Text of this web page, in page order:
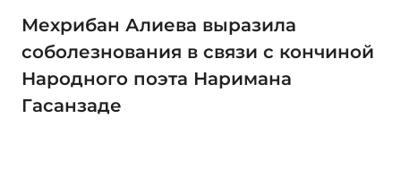
Мехрибан Алиева выразила
соболезнования в связи с кончиной
Народного поэта Наримана
Гасанзаде